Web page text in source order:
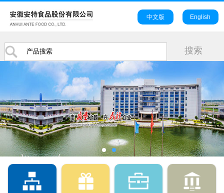
中文版 English